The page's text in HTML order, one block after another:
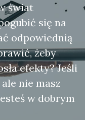
świat
się na
odpowiednią
żeby
efekty? Jeśli
nie masz
w dobrym